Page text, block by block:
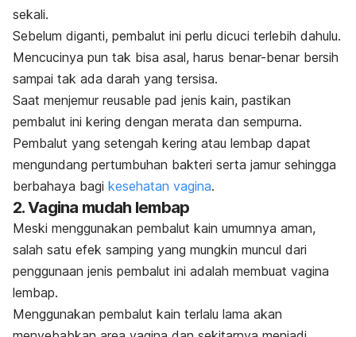
sekali.
Sebelum diganti, pembalut ini perlu dicuci terlebih dahulu.
Mencucinya pun tak bisa asal, harus benar-benar bersih
sampai tak ada darah yang tersisa.
Saat menjemur reusable pad jenis kain, pastikan
pembalut ini kering dengan merata dan sempurna.
Pembalut yang setengah kering atau lembap dapat
mengundang pertumbuhan bakteri serta jamur sehingga
berbahaya bagi kesehatan vagina.
2. Vagina mudah lembap
Meski menggunakan pembalut kain umumnya aman,
salah satu efek samping yang mungkin muncul dari
penggunaan jenis pembalut ini adalah membuat vagina
lembap.
Menggunakan pembalut kain terlalu lama akan